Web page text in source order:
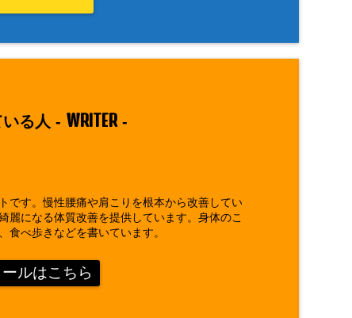
る人 - WRITER-
です。慢性腰痛や肩こりを根本から改善してい
麗になる体質改善を提供しています。身体のこ
食べ歩きなどを書いています。
ルはこちら